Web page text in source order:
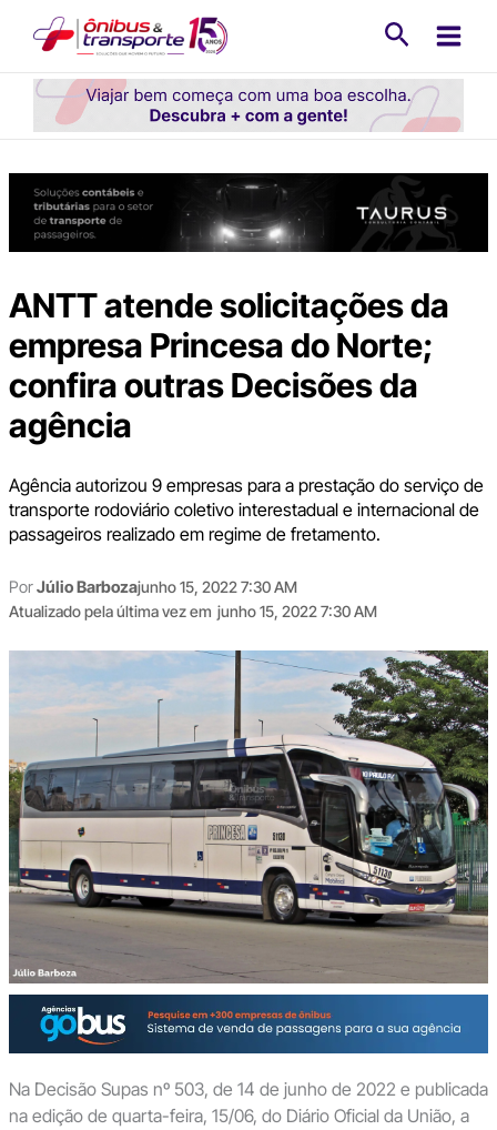
conteúdo
ANTT atende solicitações da
empresa Princesa do Norte;
confira outras Decisões da
agência
Agência autorizou 9 empresas para a prestação do serviço de
transporte rodoviário coletivo interestadual e internacional de
passageiros realizado em regime de fretamento.
PorJúlio Barbozajunho 15, 2022 7:30 AM
Atualizado pela última vez em junho 15, 2022 7:30 AM
Na Decisão Supas nº 503, de 14 de junho de 2022 e publicada
na edição de quarta-feira, 15/06, do Diário Oficial da União, a